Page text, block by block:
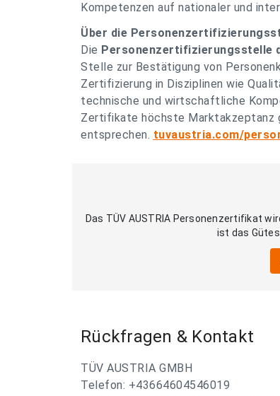
Kompetenzen auf nationaler und
Über die
Die Personenzertifizierungsstelle
Stelle zur Bestätigung von
Zertifizierung in Disziplinen wie
technische und wirtschaftliche
Zertifikate höchste Marktakzeptanz
entsprechen. tuvaustria.com/
Das TÜV AUSTRIA Personenzertifikat
ist das
Rückfragen & Kontakt
TÜV AUSTRIA GMBH
Telefon: +43664604546019